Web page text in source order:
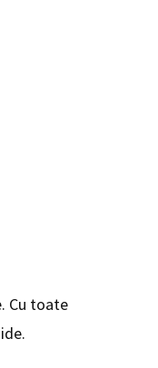
Cu toate